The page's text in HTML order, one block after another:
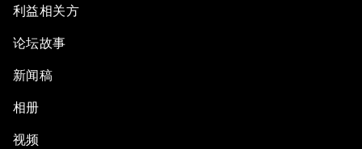
利益相关方
论坛故事
新闻稿
相册
视频